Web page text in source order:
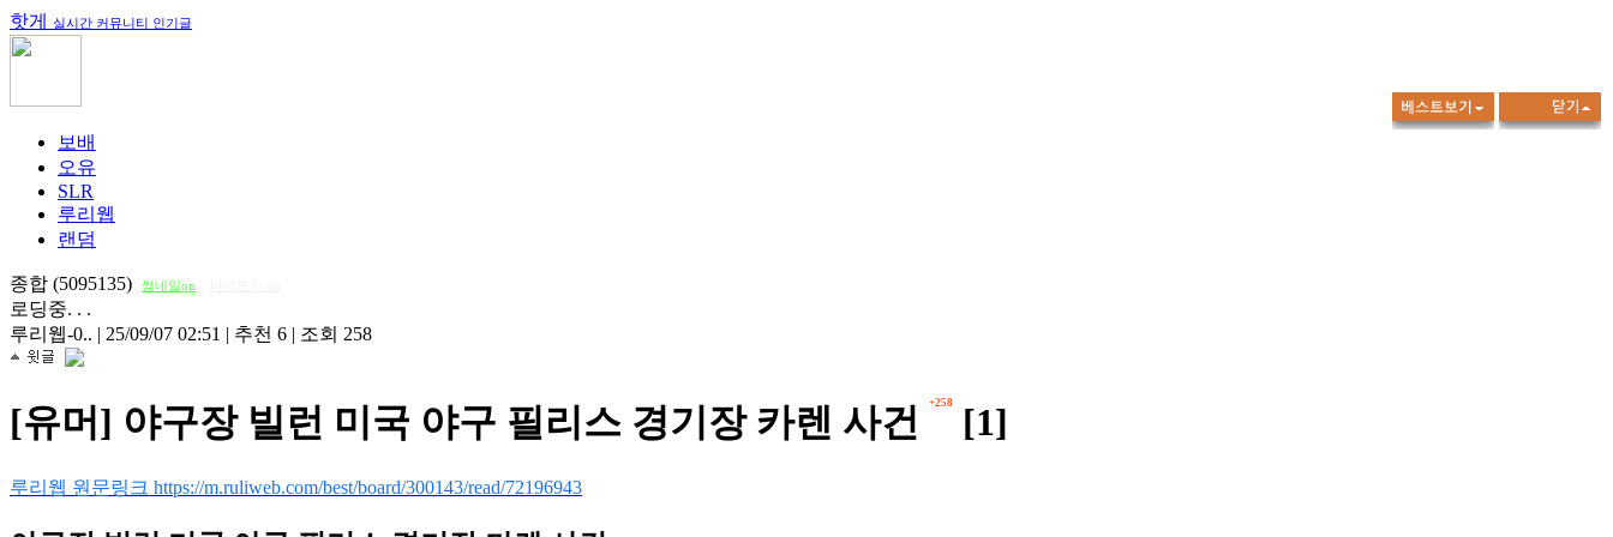
핫게 실시간 커뮤니티 인기글
보배
오유
SLR
루리웹
랜덤
종합 (5095135) 썸네일on
로딩중. . .
루리웹-0.. | 25/09/07 02:51 | 추천 6 | 조회 258
[유머] 야구장 빌런 미국 야구 필리스 경기장 카렌 사건 +258 [1]
루리웹 원문링크 https://m.ruliweb.com/best/board/300143/read/72196943